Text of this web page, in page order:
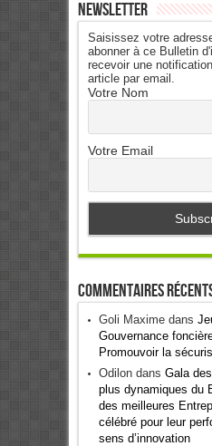
Newsletter
Saisissez votre
abonner à ce Bulletin
recevoir une
article par email.
Votre Nom
Votre Email
Commentaires
Goli Maximedans
Gouvernance
Promouvoir la
Odilondans Gala
plus dynamiques du
des meilleures
célébré pour leur
sens d’innovation